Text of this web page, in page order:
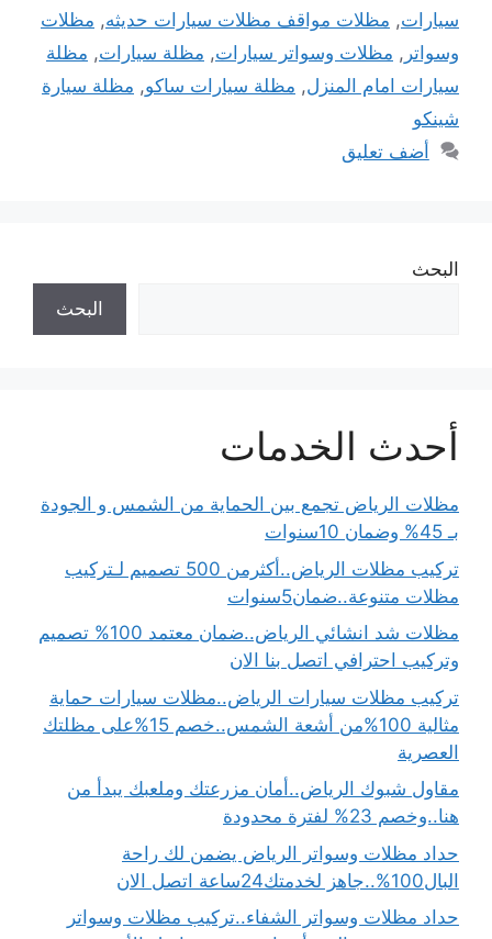
سيارات, مظلات مواقف مظلات سيارات حديثه, مظلات
وسواتر , مظلات وسواتر سيارات, مظلة سيارات, مظلة
سيارات امام المنزل, مظلة سيارات ساكو, مظلة سيارة
شينكو
أضف تعليق
البحث
البحث
أحدث الخدمات
مظلات الرياض تجمع بين الحماية من الشمس و الجودة
بـ 45% وضمان 10سنوات
تركيب مظلات الرياض..أكثرمن 500 تصميم لـتركيب
مظلات متنوعة..ضمان5سنوات
مظلات شد انشائي الرياض..ضمان معتمد 100% تصميم
وتركيب احترافي اتصل بنا الان
تركيب مظلات سيارات الرياض..مظلات سيارات حماية
مثالية 100%من أشعة الشمس..خصم 15%على مظلتك
العصرية
مقاول شبوك الرياض..أمان مزرعتك وملعبك يبدأ من
هنا..وخصم 23% لفترة محدودة
حداد مظلات وسواتر الرياض يضمن لك راحة
البال100%..جاهز لخدمتك24ساعة اتصل الان
حداد مظلات وسواتر الشفاء..تركيب مظلات وسواتر